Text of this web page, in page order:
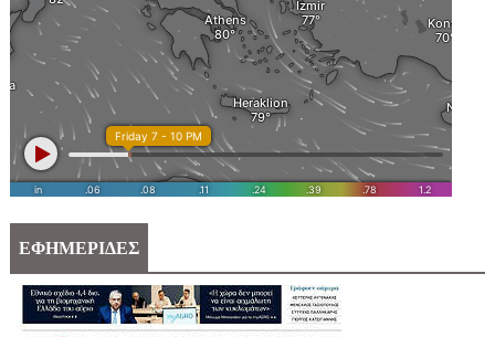
ΕΦΗΜΕΡΙΔΕΣ